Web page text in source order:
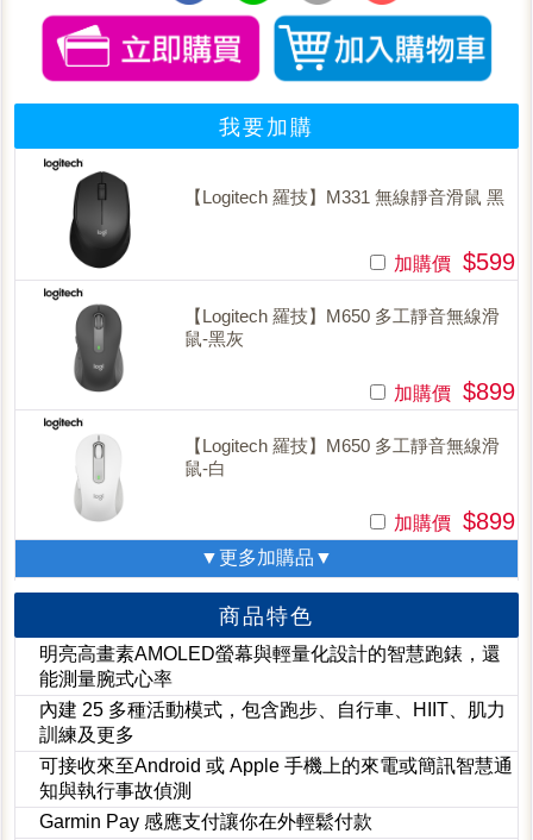
我要加購
【Logitech 羅技】M331 無線靜音滑鼠 黑
加購價 $599
【Logitech 羅技】M650 多工靜音無線滑
鼠-黑灰
加購價 $899
【Logitech 羅技】M650 多工靜音無線滑
鼠-白
加購價 $899
▼更多加購品▼
商品特色
明亮高畫素AMOLED螢幕與輕量化設計的智慧跑錶，還
能測量腕式心率
內建 25 多種活動模式，包含跑步、自行車、HIIT、肌力
訓練及更多
可接收來至Android 或 Apple 手機上的來電或簡訊智慧通
知與執行事故偵測
Garmin Pay 感應支付讓你在外輕鬆付款